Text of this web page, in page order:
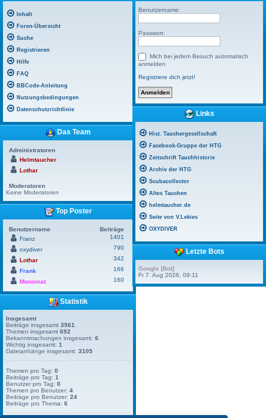
Inhalt
Foren-Übersicht
Suche
Registrieren
Hilfe
FAQ
BBCode-Anleitung
Nutzungsbedingungen
Datenschutzrichtlinie
Das Team
Administratoren
Helmtaucher
Lothar
Moderatoren
Keine Moderatoren
Top Poster
Benutzername
Beiträge
Franz
1401
oxydiver
790
Lothar
342
Frank
166
Monomat
160
Statistik
Insgesamt
Beiträge insgesamt 3961
Themen insgesamt 692
Bekanntmachungen insgesamt: 6
Wichtig insgesamt: 1
Dateianhänge insgesamt: 3105
Themen pro Tag: 0
Beiträge pro Tag: 1
Benutzer pro Tag: 0
Themen pro Benutzer: 4
Beiträge pro Benutzer: 24
Beiträge pro Thema: 6
Benutzername:
Passwort:
Mich bei jedem Besuch automatisch
anmelden
Registriere dich jetzt!
Links
Hist. Tauchergesellschaft
Facebook-Gruppe der HTG
Zeitschrift Tauchhistorie
Archiv der HTG
Scubacollector
Altes Tauchen
helmtaucher.de
Seite von V.Lekies
OXYDIVER
Letzte Bots
Google [Bot]
Fr 7. Aug 2026, 09:11